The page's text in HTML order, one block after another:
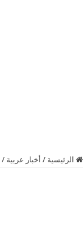
الرئيسية / أخبار عربية /